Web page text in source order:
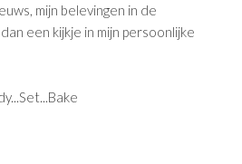
mijn belevingen in de
een kijkje in mijn persoonlijke